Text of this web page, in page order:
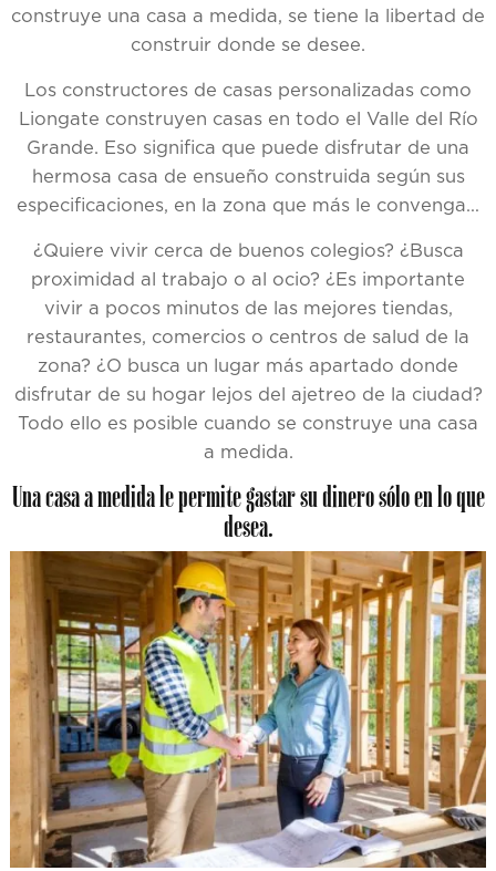
construye una casa a medida, se tiene la libertad de
construir donde se desee.
Los constructores de casas personalizadas como
Liongate construyen casas en todo el Valle del Río
Grande. Eso significa que puede disfrutar de una
hermosa casa de ensueño construida según sus
especificaciones, en la zona que más le convenga…
¿Quiere vivir cerca de buenos colegios? ¿Busca
proximidad al trabajo o al ocio? ¿Es importante
vivir a pocos minutos de las mejores tiendas,
restaurantes, comercios o centros de salud de la
zona? ¿O busca un lugar más apartado donde
disfrutar de su hogar lejos del ajetreo de la ciudad?
Todo ello es posible cuando se construye una casa
a medida.
Una casa a medida le permite gastar su dinero sólo en lo que
desea.